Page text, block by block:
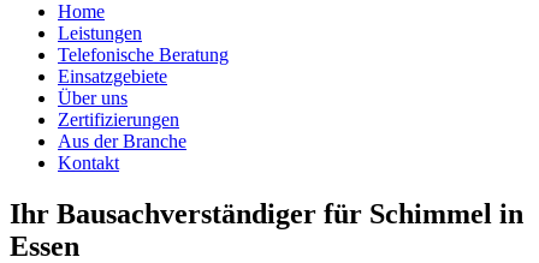
Home
Leistungen
Telefonische Beratung
Einsatzgebiete
Über uns
Zertifizierungen
Aus der Branche
Kontakt
Ihr Bausachverständiger für Schimmel in
Essen